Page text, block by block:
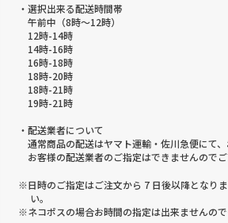
・選択出来る配送時間帯
午前中（8時～12時）
12時-14時
14時-16時
16時-18時
18時-20時
18時-21時
19時-21時
・配送業者について
通常商品の配送はヤマト運輸・佐川急便にて、
お客様の配送業者のご指定はできませんのでご
※日時のご指定はご注文から 7 日後以降となり
い。
※ネコポスの場合お時間の指定は出来ませんので